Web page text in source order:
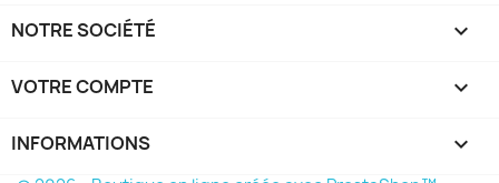
NOTRE SOCIÉTÉ 
VOTRE COMPTE 
INFORMATIONS keyboard_arrow_down